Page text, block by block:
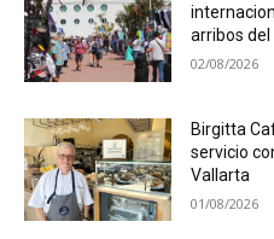
arribos
02/08/2026
Birgitta
servicio
Vallarta
01/08/2026